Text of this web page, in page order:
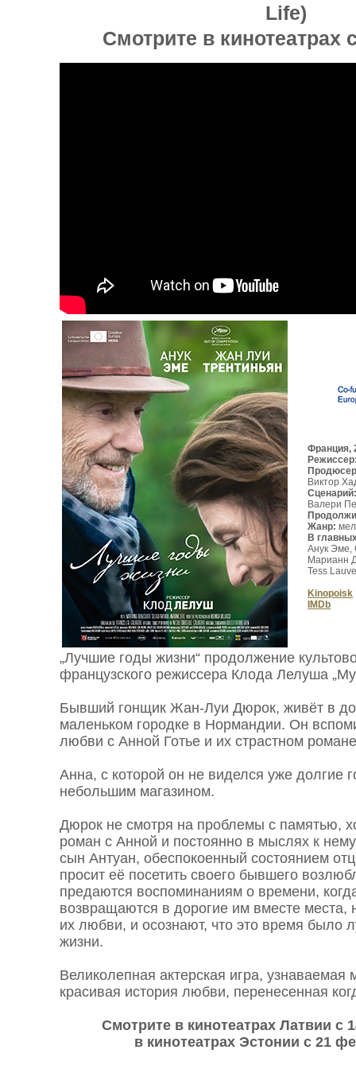
Life)
Смотрите в кинотеатрах
Франция,
Виктор
Валери
Жанр:
В
Анук Эме,
Марианн
Tess
Kinopoisk
IMDb
„Лучшие годы жизни“ продолжение
французского режиссера Клода Лелуша
Бывший гонщик Жан-Луи Дюрок, живёт в
маленьком городке в Нормандии. Он
любви с Анной Готье и их страстном
Анна, с которой он не виделся уже долгие
небольшим магазином.
Дюрок не смотря на проблемы с памятью,
роман с Анной и постоянно в мыслях к
сын Антуан, обеспокоенный состоянием
просит её посетить своего бывшего
предаются воспоминаниям о времени,
возвращаются в дорогие им вместе
их любви, и осознают, что это время было
жизни.
Великолепная актерская игра, узнаваемая
красивая история любви, перенесенная
Смотрите в кинотеатрах Латвии с
в кинотеатрах Эстонии с 21